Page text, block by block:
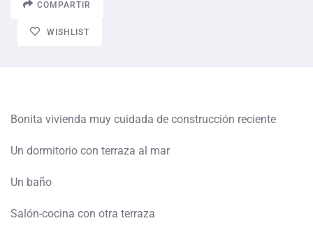
COMPARTIR
WISHLIST
Bonita vivienda muy cuidada de construcción reciente
Un dormitorio con terraza al mar
Un baño
Salón-cocina con otra terraza